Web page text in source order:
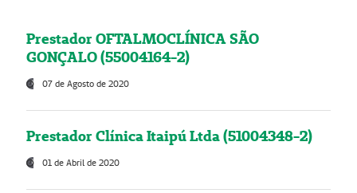
Prestador OFTALMOCLÍNICA SÃO
GONÇALO (55004164-2)
07 de Agosto de 2020
Prestador Clínica Itaipú Ltda (51004348-2)
01 de Abril de 2020